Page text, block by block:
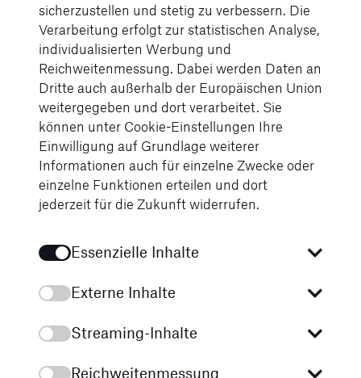
Intensive Einarbeitung
Internes Seminarprogramm für individuelle
Weiterbildungen und langfristige
Perspektiven
Arbeitgeberzuschuss zu
Vermögenswirksamen Leistungen
Betriebliches Gesundheitsmanagement
und kostenfreie Vorsorgeuntersuchungen
Vorteilskonditionen auf Produkte und
Shop Programm
Mitarbeiter werben Mitarbeiter Prämie i. H.
sicherzustellen und stetig zu verbessern. Die
Verarbeitung erfolgt zur statistischen Analyse,
individualisierten Werbung und
Reichweitenmessung. Dabei werden Daten an
Dritte auch außerhalb der Europäischen Union
weitergegeben und dort verarbeitet. Sie
können unter Cookie-Einstellungen Ihre
Einwilligung auf Grundlage weiterer
Informationen auch für einzelne Zwecke oder
einzelne Funktionen erteilen und dort
jederzeit für die Zukunft widerrufen.
Essenzielle Inhalte
Externe Inhalte
Streaming-Inhalte
Reichweitenmessung